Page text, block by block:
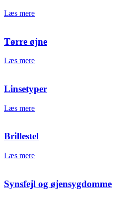
Læs mere
Tørre øjne
Læs mere
Linsetyper
Læs mere
Brillestel
Læs mere
Synsfejl og øjensygdomme